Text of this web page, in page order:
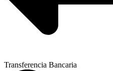
Transferencia Bancaria